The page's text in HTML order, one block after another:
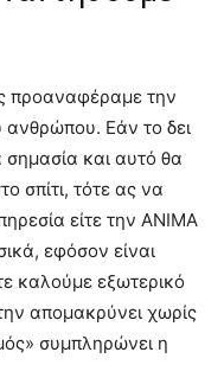
προαναφέραμε την
ανθρώπου. Εάν το δει
και αυτό θα
σπίτι, τότε ας να
είτε την ΑΝΙΜΑ
εφόσον είναι
καλούμε εξωτερικό
απομακρύνει χωρίς
συμπληρώνει η